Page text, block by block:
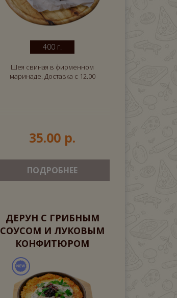
400 г.
Шея свиная в фирменном
маринаде. Доставка с 12.00
35.00 р.
ПОДРОБНЕЕ
ДЕРУН С ГРИБНЫМ
СОУСОМ И ЛУКОВЫМ
КОНФИТЮРОМ